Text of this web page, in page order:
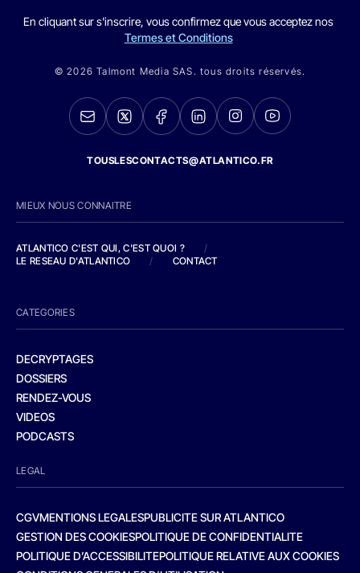
En cliquant sur s'inscrire, vous confirmez que vous acceptez nos
Termes et Conditions
© 2026 Talmont Media SAS. tous droits réservés.
TOUSLESCONTACTS@ATLANTICO.FR
MIEUX NOUS CONNAITRE
ATLANTICO C'EST QUI, C'EST QUOI ?
/
LE RESEAU D'ATLANTICO
/ CONTACT
CATEGORIES
DECRYPTAGES
DOSSIERS
RENDEZ-VOUS
VIDEOS
PODCASTS
LEGAL
CGVMENTIONS LEGALESPUBLICITE SUR ATLANTICO
GESTION DES COOKIESPOLITIQUE DE CONFIDENTIALITE
POLITIQUE D’ACCESSIBILITEPOLITIQUE RELATIVE AUX COOKIES